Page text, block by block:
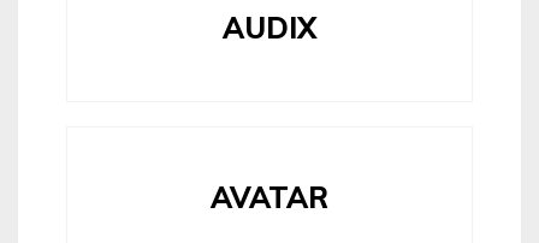
AUDIX
AVATAR